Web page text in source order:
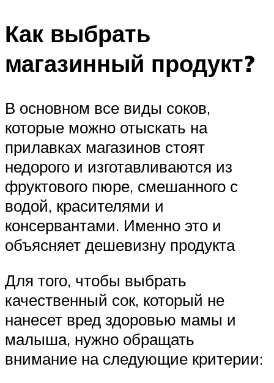
Как выбрать
магазинный продукт?
В основном все виды соков,
которые можно отыскать на
прилавках магазинов стоят
недорого и изготавливаются из
фруктового пюре, смешанного с
водой, красителями и
консервантами. Именно это и
объясняет дешевизну продукта
Для того, чтобы выбрать
качественный сок, который не
нанесет вред здоровью мамы и
малыша, нужно обращать
внимание на следующие критерии: